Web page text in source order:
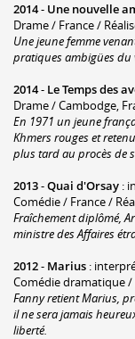
2014- Une nouvelle
Drame / France /
Une jeune femme
pratiques ambigües du
2014- Le Temps des
Drame / Cambodge,
En 1971 un jeune
Khmers rouges et
plus tard au procès de
2013-Quai d'Orsay :
Comédie / France /
Fraîchement diplômé,
ministre des Affaires
2012- Marius :
Comédie dramatique /
Fanny retient Marius,
il ne sera jamais
liberté.